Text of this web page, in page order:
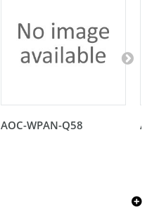
AOC-WPAN-Q58